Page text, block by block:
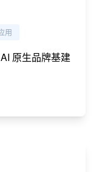
用
原生品牌基建